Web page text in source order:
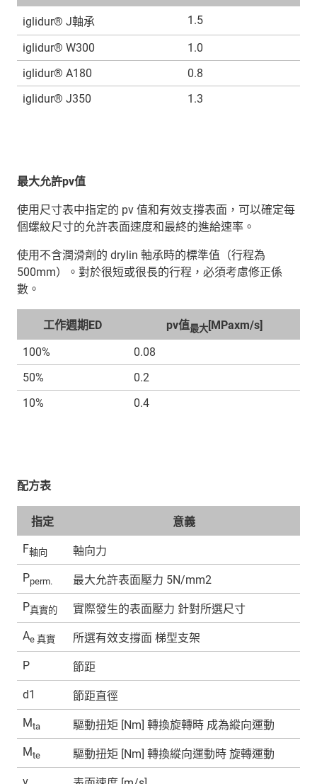
iglidur® J軸承 1.5
iglidur® W300
1.0
iglidur® A180
0.8
iglidur® J350
1.3
最大允許pv值
使用尺寸表中指定的 pv 值和有效支撐表面，可以確定每
個螺紋尺寸的允許表面速度和最終的進給速率。
使用不含潤滑劑的 drylin 軸承時的標準值（行程為
500mm）。對於很短或很長的行程，必須考慮修正係
數。
工作週期ED pv值最大[MPaxm/s]
100%
0.08
50%
0.2
10%
0.4
配方表
指定
意義
F軸向
軸向力
Pperm.
最大允許表面壓力 5N/mm2
P真實的
實際發生的表面壓力 針對所選尺寸
Ae 真實 所選有效支撐面 梯型支架
P 節距
d1
節距直徑
Mta
驅動扭矩 [Nm] 轉換旋轉時 成為縱向運動
Mte 驅動扭矩 [Nm] 轉換縱向運動時 旋轉運動